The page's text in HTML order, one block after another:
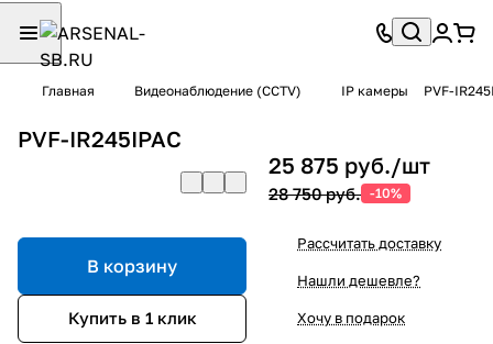
Главная Видеонаблюдение (CCTV) IP камеры PVF-
PVF-IR245IPAC
В корзину
Купить в 1 клик
25 875 руб./шт
28 750 руб. -10%
Рассчитать доставку
Нашли дешевле?
Хочу в подарок